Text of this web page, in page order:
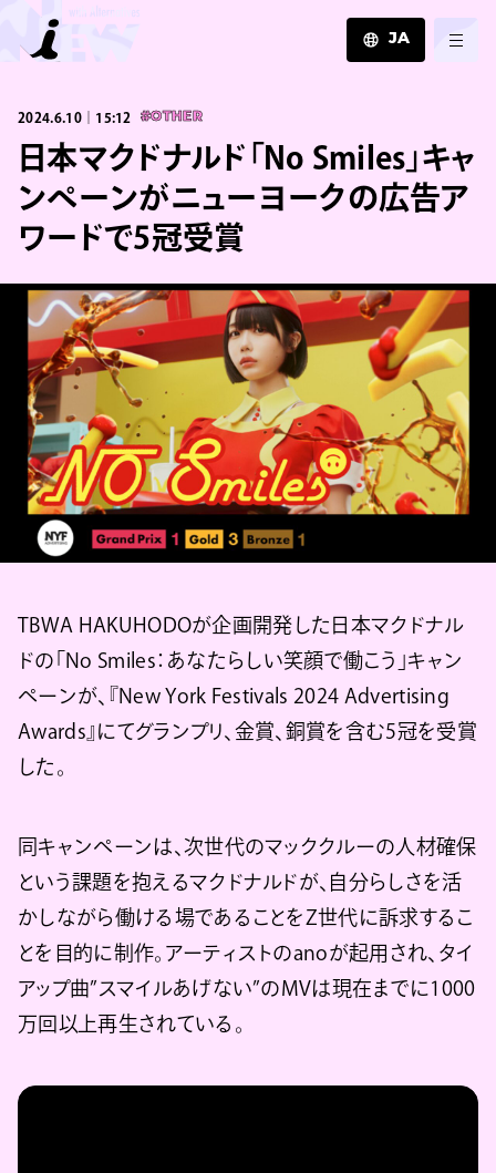
JA
ZH
2024.6.10｜15:12 #OTHER
日本マクドナルド「No Smiles」キャ
ンペーンがニューヨークの広告ア
ワードで5冠受賞
TBWA HAKUHODOが企画開発した日本マクドナル
ドの「No Smiles：あなたらしい笑顔で働こう」キャン
ペーンが、『New York Festivals 2024 Advertising
Awards』にてグランプリ、金賞、銅賞を含む5冠を受賞
した。
同キャンペーンは、次世代のマッククルーの人材確保
という課題を抱えるマクドナルドが、自分らしさを活
かしながら働ける場であることをZ世代に訴求するこ
とを目的に制作。アーティストのanoが起用され、タイ
アップ曲”スマイルあげない”のMVは現在までに1000
万回以上再生されている。